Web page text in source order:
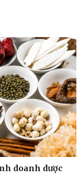
doanh dược